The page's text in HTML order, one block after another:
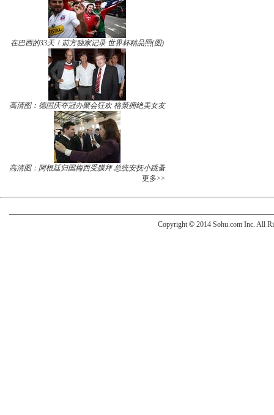
在巴西的33天！前方独家记录 世界杯精品照(图)
高清图：德国庆夺冠办聚会狂欢 格策拥绝美女友
高清图：阿根廷归国梅西受膜拜 总统安抚小跳蚤
更多>>
Copyright © 2014 Sohu.com Inc. All